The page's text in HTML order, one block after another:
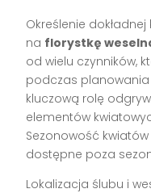
Określenie
na florystkę
od wielu czynników,
podczas planowania
kluczową rolę
elementów
Sezonowość
dostępne poza
Lokalizacja ślubu i